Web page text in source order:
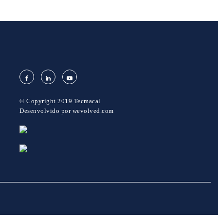
© Copyright 2019 Tecmacal
Desenvolvido por wevolved.com